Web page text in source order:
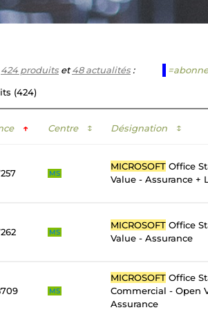
424 produitset48 actualités:
(424)
↑ Centre ↕ Désignation ↕
MS
MICROSOFT Office
Value - Assurance +
MS
MICROSOFT Office
Value - Assurance
MS
MICROSOFT Office
Commercial - Open
Assurance